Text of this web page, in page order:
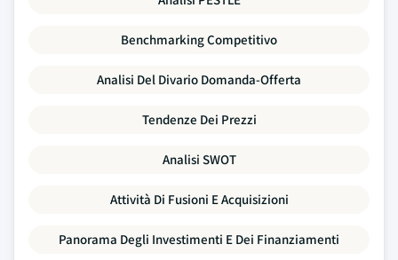
Benchmarking Competitivo
Analisi Del Divario Domanda-Offerta
Tendenze Dei Prezzi
Analisi SWOT
Attività Di Fusioni E Acquisizioni
Panorama Degli Investimenti E Dei Finanziamenti